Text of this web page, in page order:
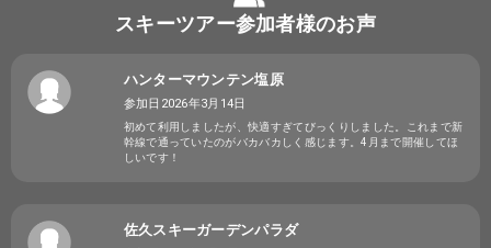
スキーツアー参加者様のお声
ハンターマウンテン塩原
参加日2026年3月14日
初めて利用しましたが、快適すぎてびっくりしました。これまで新
幹線で通っていたのがバカバカしく感じます。4月まで開催してほ
しいです！
佐久スキーガーデンパラダ